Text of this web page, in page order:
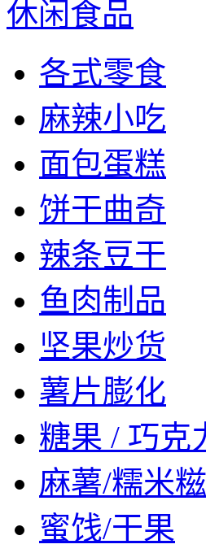
休闲食品
各式零食
麻辣小吃
面包蛋糕
饼干曲奇
辣条豆干
鱼肉制品
坚果炒货
薯片膨化
糖果 / 巧克
麻薯/糯米糍
蜜饯/干果